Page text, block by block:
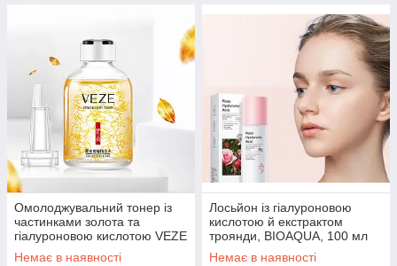
Омолоджувальний тонер із
частинками золота та
гіалуроновою кислотою VEZE
GOLD LUXURY, 50 мл
Немає в наявності
Лосьйон із гіалуроновою
кислотою й екстрактом
троянди, BIOAQUA, 100 мл
Немає в наявності